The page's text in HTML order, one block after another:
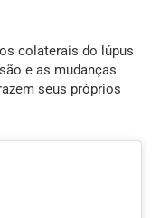
colaterais do lúpus
e as mudanças
seus próprios